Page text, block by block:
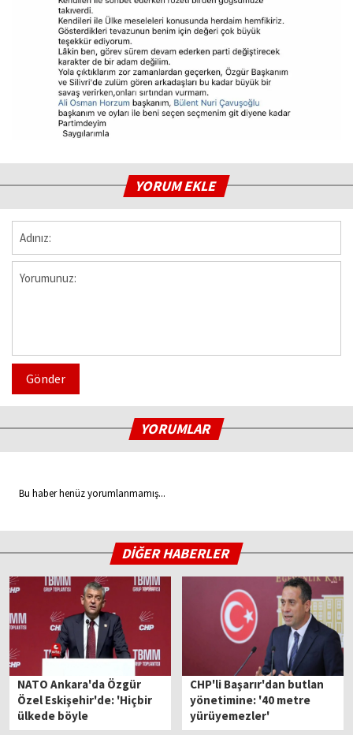
YORUM EKLE
Gönder
YORUMLAR
Bu haber henüz yorumlanmamış...
DİĞER HABERLER
NATO Ankara'da Özgür
Özel Eskişehir'de: 'Hiçbir
ülkede böyle
özgüvensizlik görülmedi'
CHP'li Başarır'dan butlan
yönetimine: '40 metre
yürüyemezler'